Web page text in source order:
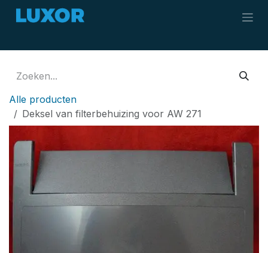
Overslaan naar inhoud
Alle producten
Deksel van filterbehuizing voor AW 271